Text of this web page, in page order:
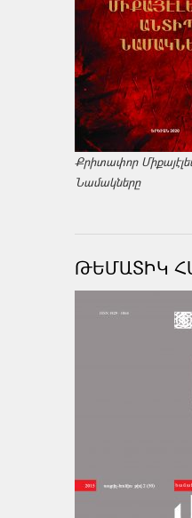
Քրիտափոր
Նամակները
ԹԵՄԱՏԻԿ